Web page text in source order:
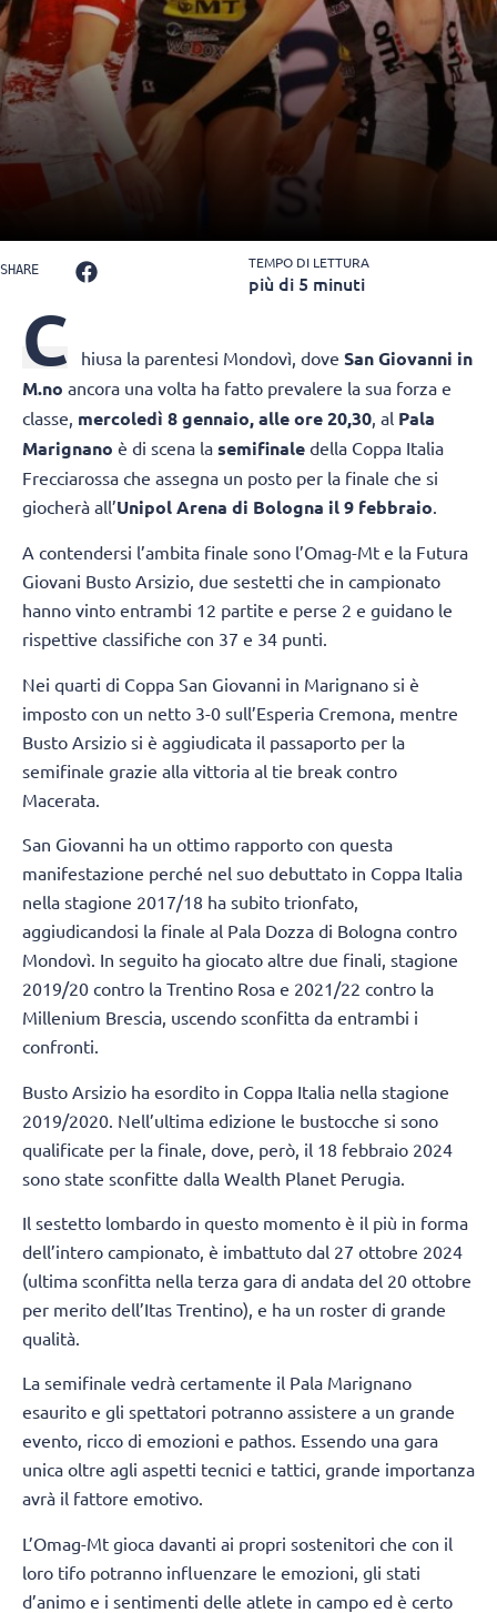
SHARE TEMPO DI LETTURA
più di 5 minuti
C hiusa la parentesi Mondovì, dove San Giovanni in
M.no ancora una volta ha fatto prevalere la sua forza e
classe, mercoledì 8 gennaio, alle ore 20,30, al Pala
Marignano è di scena la semifinale della Coppa Italia
Frecciarossa che assegna un posto per la finale che si
giocherà all’Unipol Arena di Bologna il 9 febbraio.
A contendersi l’ambita finale sono l’Omag-Mt e la Futura
Giovani Busto Arsizio, due sestetti che in campionato
hanno vinto entrambi 12 partite e perse 2 e guidano le
rispettive classifiche con 37 e 34 punti.
Nei quarti di Coppa San Giovanni in Marignano si è
imposto con un netto 3-0 sull’Esperia Cremona, mentre
Busto Arsizio si è aggiudicata il passaporto per la
semifinale grazie alla vittoria al tie break contro
Macerata.
San Giovanni ha un ottimo rapporto con questa
manifestazione perché nel suo debuttato in Coppa Italia
nella stagione 2017/18 ha subito trionfato,
aggiudicandosi la finale al Pala Dozza di Bologna contro
Mondovì. In seguito ha giocato altre due finali, stagione
2019/20 contro la Trentino Rosa e 2021/22 contro la
Millenium Brescia, uscendo sconfitta da entrambi i
confronti.
Busto Arsizio ha esordito in Coppa Italia nella stagione
2019/2020. Nell’ultima edizione le bustocche si sono
qualificate per la finale, dove, però, il 18 febbraio 2024
sono state sconfitte dalla Wealth Planet Perugia.
Il sestetto lombardo in questo momento è il più in forma
dell’intero campionato, è imbattuto dal 27 ottobre 2024
(ultima sconfitta nella terza gara di andata del 20 ottobre
per merito dell’Itas Trentino), e ha un roster di grande
qualità.
La semifinale vedrà certamente il Pala Marignano
esaurito e gli spettatori potranno assistere a un grande
evento, ricco di emozioni e pathos. Essendo una gara
unica oltre agli aspetti tecnici e tattici, grande importanza
avrà il fattore emotivo.
L’Omag-Mt gioca davanti ai propri sostenitori che con il
loro tifo potranno influenzare le emozioni, gli stati
d’animo e i sentimenti delle atlete in campo ed è certo